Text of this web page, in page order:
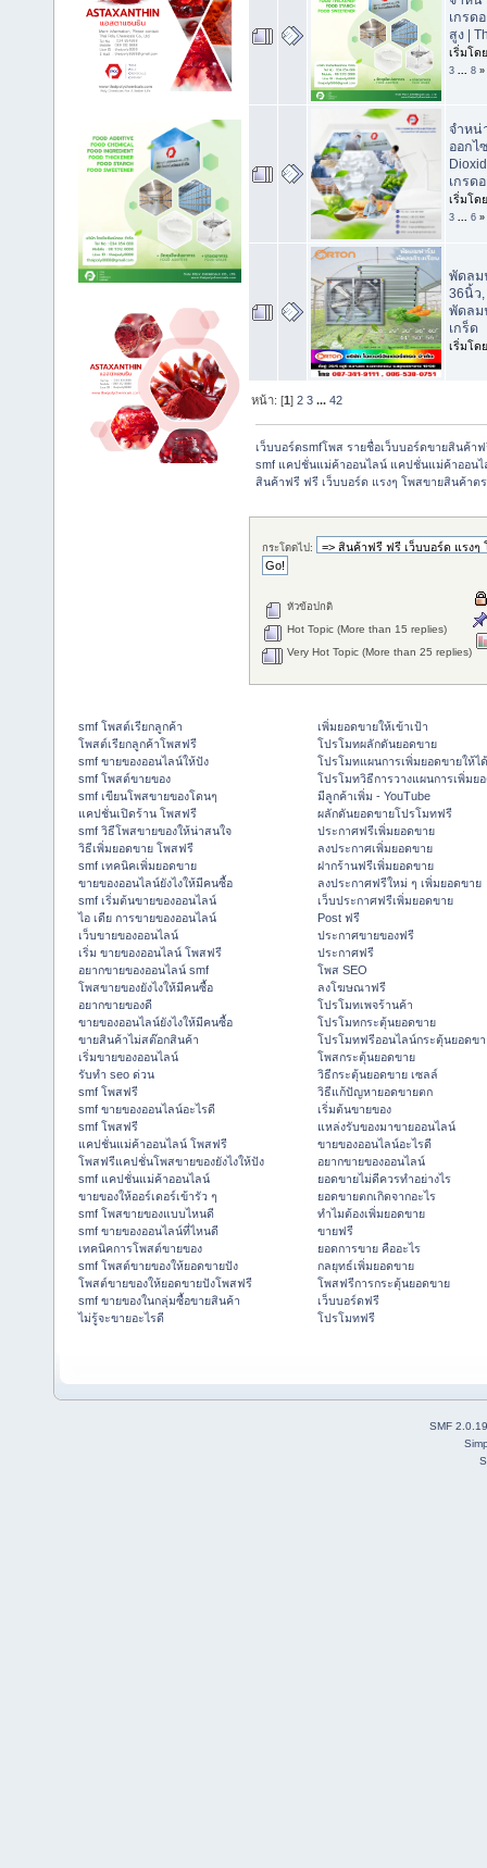
เกรด
สูง |
เริ่มโด
3 ... 8 »
จำหน่
ออกไ
เกรด
เริ่มโด
3 ... 6 »
พัดลม
36นิ้ว
พัดลม
เกร็ด
เริ่มโด
หน้า: [1]2 3 ...42
เว็บบอร์ดsmfโพส รายชื่อเว็บบอร์ดขายสินค้า
smf แคปชั่นแม่ค้าออนไลน์ แคปชั่นแม่ค้าออนไ
สินค้าฟรี ฟรี เว็บบอร์ด แรงๆ โพสขายสินค้าต
กระโดดไป:
หัวข้อปกติ
Hot Topic (More than 15 replies)
Very Hot Topic (More than 25 replies)
smf โพสต์เรียกลูกค้า
โพสต์เรียกลูกค้าโพสฟรี
smf ขายของออนไลน์ให้ปัง
smf โพสต์ขายของ
smf เขียนโพสขายของโดนๆ
แคปชั่นเปิดร้าน โพสฟรี
smf วิธีโพสขายของให้น่าสนใจ
วิธีเพิ่มยอดขาย โพสฟรี
smf เทคนิคเพิ่มยอดขาย
ขายของออนไลน์ยังไงให้มีคนซื้อ
smf เริ่มต้นขายของออนไลน์
ไอ เดีย การขายของออนไลน์
เว็บขายของออนไลน์
เริ่ม ขายของออนไลน์ โพสฟรี
อยากขายของออนไลน์ smf
โพสขายของยังไงให้มีคนซื้อ
อยากขายของดี
ขายของออนไลน์ยังไงให้มีคนซื้อ
ขายสินค้าไม่สต๊อกสินค้า
เริ่มขายของออนไลน์
รับทำ seo ด่วน
smf โพสฟรี
smf ขายของออนไลน์อะไรดี
smf โพสฟรี
แคปชั่นแม่ค้าออนไลน์ โพสฟรี
โพสฟรีแคปชั่นโพสขายของยังไงให้ปัง
smf แคปชั่นแม่ค้าออนไลน์
ขายของให้ออร์เดอร์เข้ารัว ๆ
smf โพสขายของแบบไหนดี
smf ขายของออนไลน์ที่ไหนดี
เทคนิคการโพสต์ขายของ
smf โพสต์ขายของให้ยอดขายปัง
โพสต์ขายของให้ยอดขายปังโพสฟรี
smf ขายของในกลุ่มซื้อขายสินค้า
ไม่รู้จะขายอะไรดี
เพิ่มยอดขายให้เข้าเป้า
โปรโมทผลักดันยอดขาย
โปรโมทแผนการเพิ่มยอดขายให้ไ
โปรโมทวิธีการวางแผนการเพิ่มย
มีลูกค้าเพิ่ม - YouTube
ผลักดันยอดขายโปรโมทฟรี
ประกาศฟรีเพิ่มยอดขาย
ลงประกาศเพิ่มยอดขาย
ฝากร้านฟรีเพิ่มยอดขาย
ลงประกาศฟรีใหม่ ๆ เพิ่มยอดขาย
เว็บประกาศฟรีเพิ่มยอดขาย
Post ฟรี
ประกาศขายของฟรี
ประกาศฟรี
โพส SEO
ลงโฆษณาฟรี
โปรโมทเพจร้านค้า
โปรโมทกระตุ้นยอดขาย
โปรโมทฟรีออนไลน์กระตุ้นยอดข
โพสกระตุ้นยอดขาย
วิธีกระตุ้นยอดขาย เซลล์
วิธีแก้ปัญหายอดขายตก
เริ่มต้นขายของ
แหล่งรับของมาขายออนไลน์
ขายของออนไลน์อะไรดี
อยากขายของออนไลน์
ยอดขายไม่ดีควรทำอย่างไร
ยอดขายตกเกิดจากอะไร
ทำไมต้องเพิ่มยอดขาย
ขายฟรี
ยอดการขาย คืออะไร
กลยุทธ์เพิ่มยอดขาย
โพสฟรีการกระตุ้นยอดขาย
เว็บบอร์ดฟรี
โปรโมทฟรี
SMF 2.0.19